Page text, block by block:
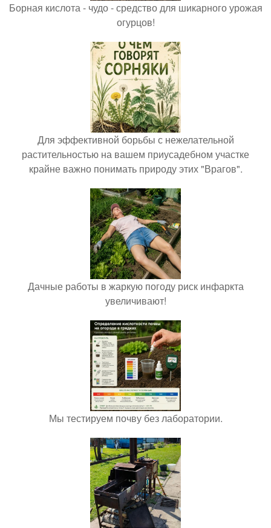
Борная кислота - чудо - средство для шикарного урожая
огурцов!
Для эффективной борьбы с нежелательной
растительностью на вашем приусадебном участке
крайне важно понимать природу этих "Врагов".
Дачные работы в жаркую погоду риск инфаркта
увеличивают!
Мы тестируем почву без лаборатории.